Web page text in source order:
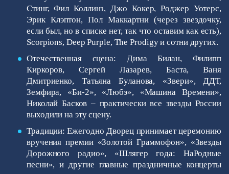
Стинг, Фил Коллинз, Джо Кокер, Роджер Уотерс,
Эрик Клэптон, Пол Маккартни (через звездочку,
если был, но в списке нет, так что оставим как есть),
Scorpions, Deep Purple, The Prodigy и сотни других.
Отечественная сцена: Дима Билан, Филипп
Киркоров, Сергей Лазарев, Баста, Ваня
Дмитриенко, Татьяна Буланова, «Звери», ДДТ,
Земфира, «Би-2», «Любэ», «Машина Времени»,
Николай Басков – практически все звезды России
выходили на эту сцену.
Традиции: Ежегодно Дворец принимает церемонию
вручения премии «Золотой Граммофон», «Звезды
Дорожного радио», «Шлягер года: НаРодные
песни», и другие главные праздничные концерты